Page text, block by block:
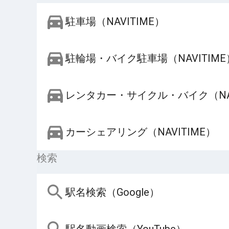
駐車場（NAVITIME）
駐輪場・バイク駐車場（NAVITIME
レンタカー・サイクル・バイク（
カーシェアリング（NAVITIME）
検索
駅名検索（Google）